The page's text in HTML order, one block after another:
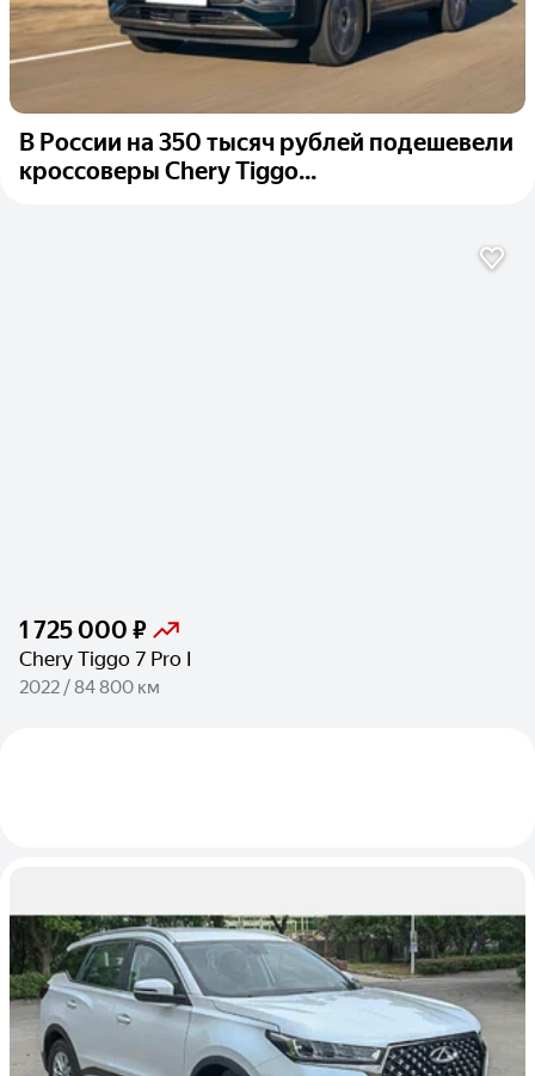
В России на 350 тысяч рублей подешевели
кроссоверы Chery Tiggo...
1 725 000 ₽
Chery Tiggo 7 Pro I
2022 / 84 800 км